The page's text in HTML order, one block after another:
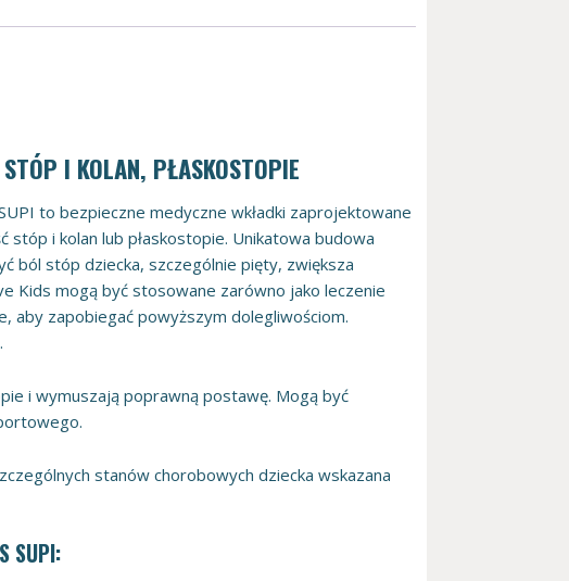
I KOLAN, PŁASKOSTOPIE
to bezpieczne medyczne wkładki zaprojektowane
i kolan lub płaskostopie. Unikatowa budowa
ból stóp dziecka, szczególnie pięty, zwiększa
Kids mogą być stosowane zarówno jako leczenie
aby zapobiegać powyższym dolegliwościom.
i wymuszają poprawną postawę. Mogą być
stanów chorobowych dziecka wskazana
SUPI: